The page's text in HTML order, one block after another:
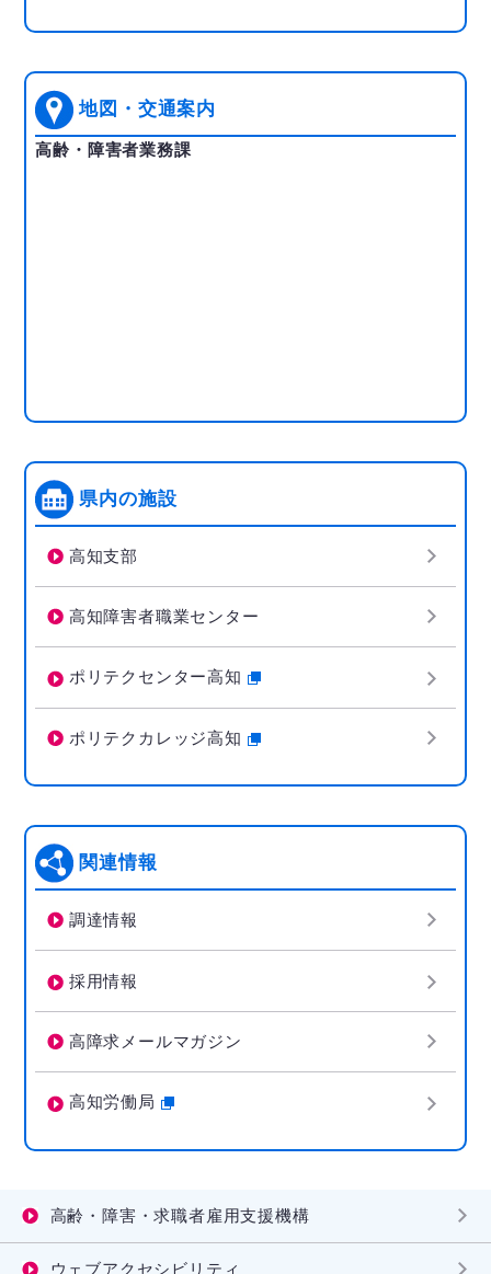
地図・交通案内
高齢・障害者業務課
県内の施設
高知支部
高知障害者職業センター
ポリテクセンター高知
ポリテクカレッジ高知
関連情報
調達情報
採用情報
高障求メールマガジン
高知労働局
高齢・障害・求職者雇用支援機構
ウェブアクセシビリティ